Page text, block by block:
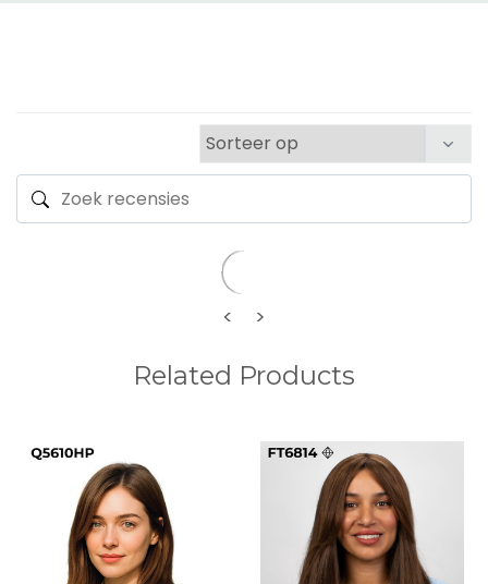
< >
Related Products